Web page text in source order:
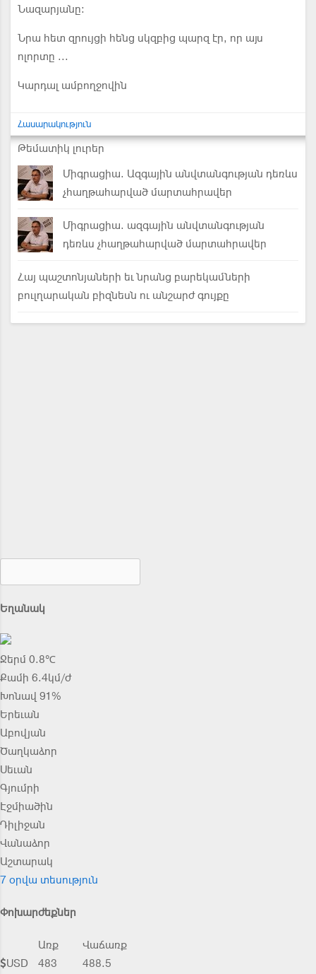
Նազարյանը:
Նրա հետ զրույցի հենց սկզբից պարզ էր, որ այս
ոլորտը ...
Կարդալ ամբողջովին
Հասարակություն
Թեմատիկ լուրեր
Միգրացիա. Ազգային անվտանգության դեռևս
չհաղթահարված մարտահրավեր
Միգրացիա. ազգային անվտանգության
դեռևս չհաղթահարված մարտահրավեր
Հայ պաշտոնյաների եւ նրանց բարեկամների
բուլղարական բիզնեսն ու անշարժ գույքը
Եղանակ
Ջերմ 0.8℃
Քամի 6.4կմ/ժ
Խոնավ 91%
Երեւան
Աբովյան
Ծաղկաձոր
Սեւան
Գյումրի
Էջմիածին
Դիլիջան
Վանաձոր
Աշտարակ
7 օրվա տեսություն
Փոխարժեքներ
Առք
Վաճառք
USD
483 488.5